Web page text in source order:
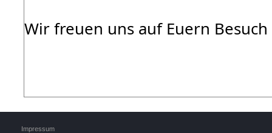
Wir freuen uns auf Euern Besuch
Impressum